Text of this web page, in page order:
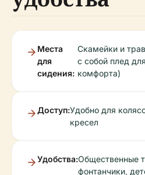
Места
для
сидения:
Скамейки и
с собой плед
комфорта)
Доступ:Удобно для
кресел
Удобства:Общественные
фонтанчики,